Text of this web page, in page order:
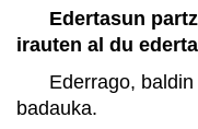
Edertasun
irauten al du
Ederrago,
badauka.